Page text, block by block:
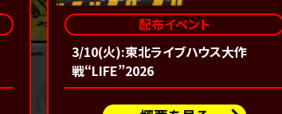
配布イベント
3/10(火):東北ライブハウス大作
戦“LIFE”2026